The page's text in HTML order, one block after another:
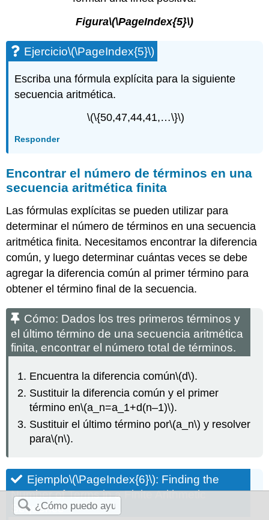
Figura\(\PageIndex{5}\)
Ejercicio\(\PageIndex{5}\)
Escriba una fórmula explícita para la siguiente
secuencia aritmética.
\(\{50,47,44,41,…\}\)
Responder
Encontrar el número de términos en una
secuencia aritmética finita
Las fórmulas explícitas se pueden utilizar para
determinar el número de términos en una secuencia
aritmética finita. Necesitamos encontrar la diferencia
común, y luego determinar cuántas veces se debe
agregar la diferencia común al primer término para
obtener el término final de la secuencia.
Cómo: Dados los tres primeros términos y
el último término de una secuencia aritmética
finita, encontrar el número total de términos.
Encuentra la diferencia común\(d\).
Sustituir la diferencia común y el primer
término en\(a_n=a_1+d(n–1)\).
Sustituir el último término por\(a_n\) y resolver
para\(n\).
Ejemplo\(\PageIndex{6}\): Finding the
Number of Terms in a Finite Arithmetic
Sequence